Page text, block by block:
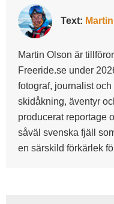
Text:
Martin Olson är
Freeride.se under
fotograf, journalist
skidåkning, äventyr
producerat reportage
såväl svenska fjäll
en särskild förkärlek